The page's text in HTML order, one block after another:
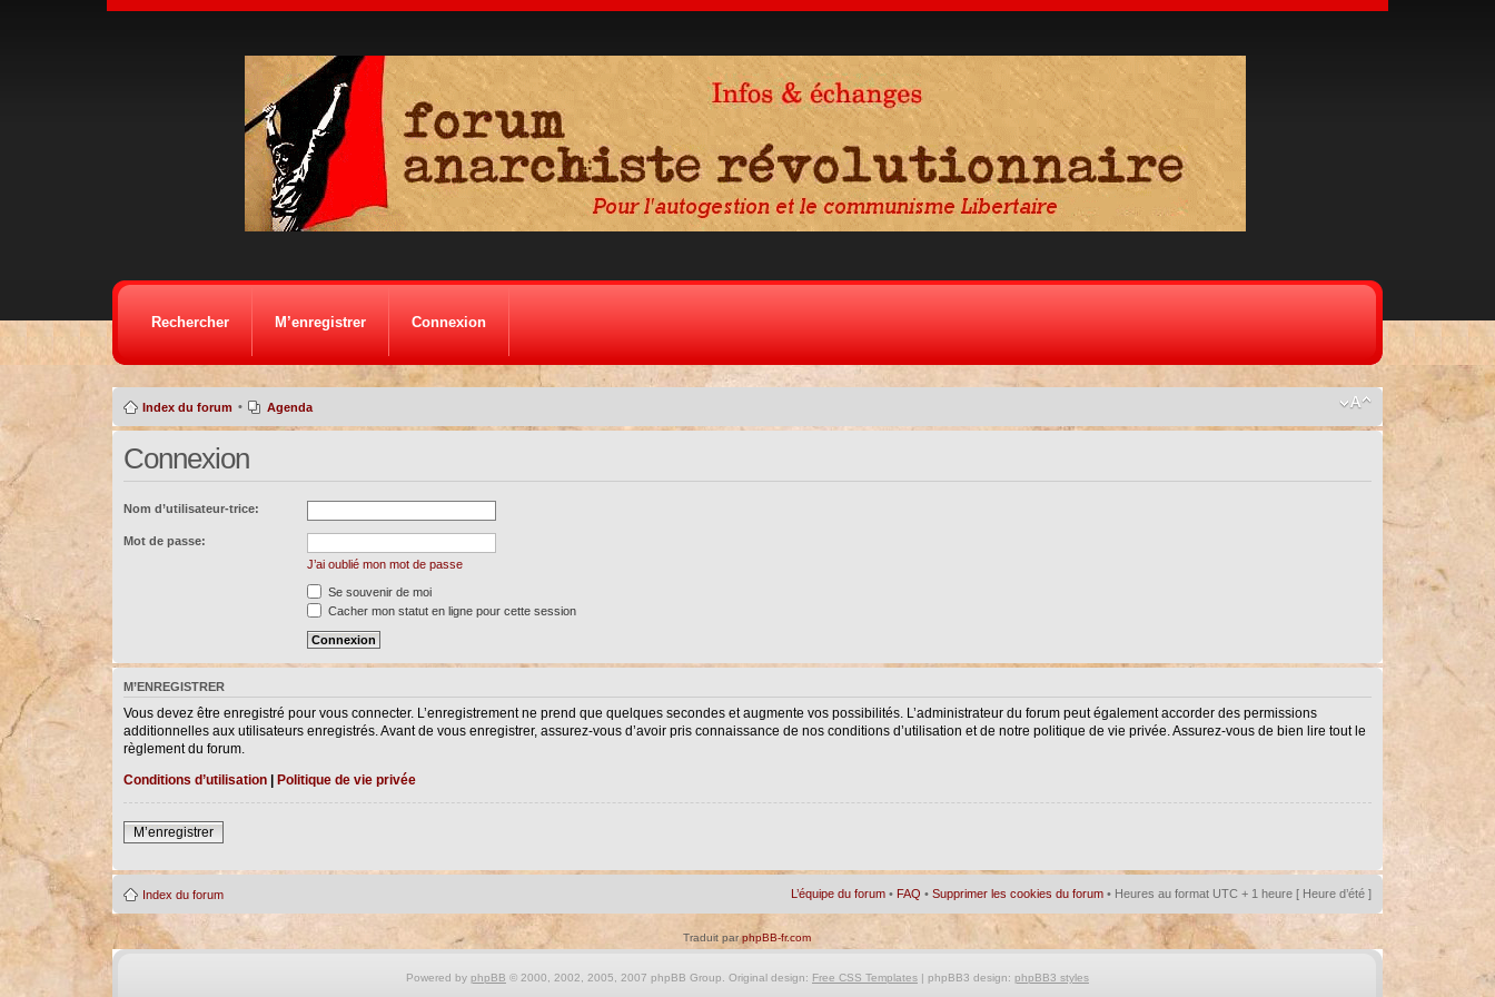
Rechercher M’enregistrer Connexion
Index du forum • Agenda
Connexion
Nom d’utilisateur-trice:
Mot de passe:
J’ai oublié mon mot de passe
Se souvenir de moi
Cacher mon statut en ligne pour cette session
M’ENREGISTRER
Vous devez être enregistré pour vous connecter. L’enregistrement ne prend que quelques secondes et augmente vos possibilités. L’administrateur du forum peut également accorder des permissions
additionnelles aux utilisateurs enregistrés. Avant de vous enregistrer, assurez-vous d’avoir pris connaissance de nos conditions d’utilisation et de notre politique de vie privée. Assurez-vous de bien lire tout le
règlement du forum.
Conditions d’utilisation| Politique de vie privée
M’enregistrer
Index du forum L’équipe du forum • FAQ •Supprimer les cookies du forum • Heures au format UTC + 1 heure [ Heure d’été ]
Traduit parphpBB-fr.com
Powered by phpBB © 2000, 2002, 2005, 2007 phpBB Group. Original design: Free CSS Templates| phpBB3 design: phpBB3 styles